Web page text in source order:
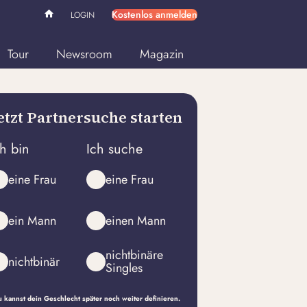
LOGIN Kostenlos anmelden
Tour Newsroom Magazin
Partnersuche starten
bin
eine Frau
ein Mann
nichtbinär
Ich suche
eine Frau
einen Mann
nichtbinäre
Singles
kannst dein Geschlecht später noch weiter definieren.